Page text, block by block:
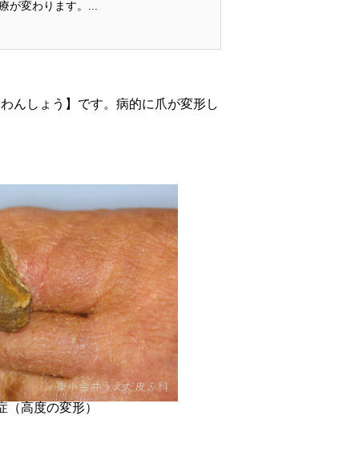
が変わります。...
んしょう】です。病的に爪が変形し
（高度の変形）